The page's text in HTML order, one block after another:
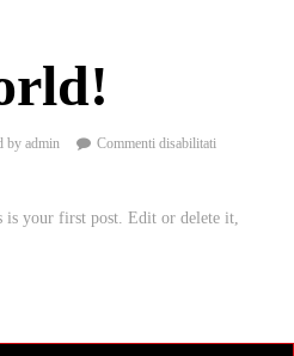
by admin Commenti disabilitati
is your first post. Edit or delete it,